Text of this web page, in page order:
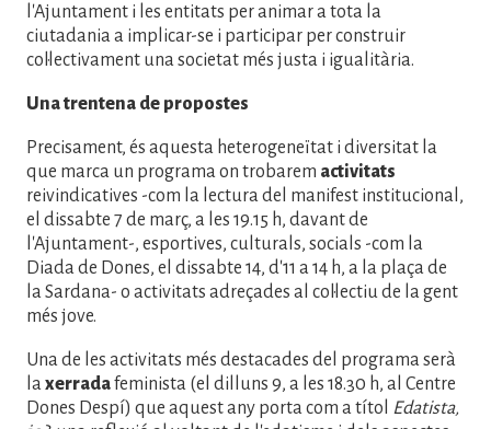
l'Ajuntament i les entitats per animar a tota la
ciutadania a implicar-se i participar per construir
col·lectivament una societat més justa i igualitària.
Una trentena de propostes
Precisament, és aquesta heterogeneïtat i diversitat la
que marca un programa on trobarem activitats
reivindicatives -com la lectura del manifest institucional,
el dissabte 7 de març, a les 19.15 h, davant de
l'Ajuntament-, esportives, culturals, socials -com la
Diada de Dones, el dissabte 14, d'11 a 14 h, a la plaça de
la Sardana- o activitats adreçades al col·lectiu de la gent
més jove.
Una de les activitats més destacades del programa serà
laxerradafeminista (el dilluns 9, a les 18.30 h, al Centre
Dones Despí) que aquest any porta com a títol Edatista,